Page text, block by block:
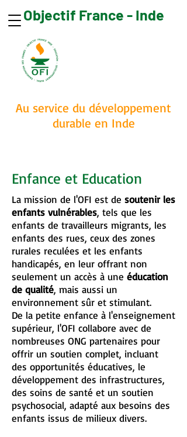
Objectif France - Inde
Au service du développement
durable en Inde
Enfance et Education
La mission de l'OFI est de soutenir les
enfants vulnérables, tels que les
enfants de travailleurs migrants, les
enfants des rues, ceux des zones
rurales reculées et les enfants
handicapés, en leur offrant non
seulement un accès à une éducation
de qualité, mais aussi un
environnement sûr et stimulant.
De la petite enfance à l'enseignement
supérieur, l'OFI collabore avec de
nombreuses ONG partenaires pour
offrir un soutien complet, incluant
des opportunités éducatives, le
développement des infrastructures,
des soins de santé et un soutien
psychosocial, adapté aux besoins des
enfants issus de milieux divers.